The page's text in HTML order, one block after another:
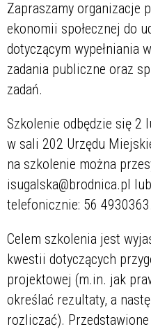
Zapraszamy organizacje
ekonomii społecznej do
dotyczącym wypełniania
zadania publiczne oraz
zadań.
Szkolenie odbędzie się 2
w sali 202 Urzędu
na szkolenie można
isugalska@brodnica.pl
telefonicznie: 56 4930363.
Celem szkolenia jest
kwestii dotyczących
projektowej (m.in. jak
określać rezultaty, a
rozliczać).